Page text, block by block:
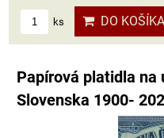
ks DO KOŠÍKA
Papírová platidla na
Slovenska 1900-